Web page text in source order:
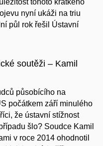
tohoto krátkého
nyní ukáži na triu
půl rok řešil Ústavní
soutěži – Kamil
působícího na
počátkem září minulého
že ústavní stížnost
šlo? Soudce Kamil
v roce 2014 ohodnotil